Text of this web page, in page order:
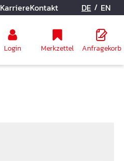
KarriereKontakt DE / EN
Login Merkzettel Anfragekorb